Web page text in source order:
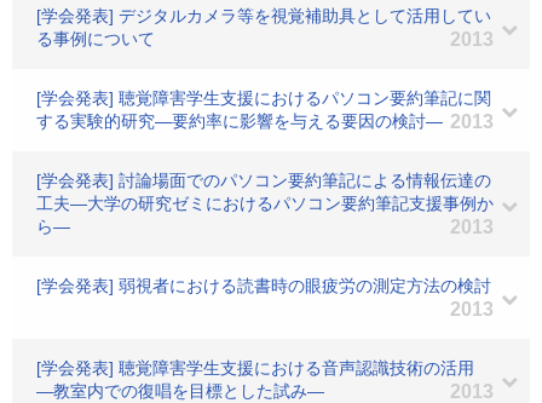
[学会発表] デジタルカメラ等を視覚補助具として活用してい
る事例について
2013
[学会発表] 聴覚障害学生支援におけるパソコン要約筆記に関
する実験的研究―要約率に影響を与える要因の検討― 2013
[学会発表] 討論場面でのパソコン要約筆記による情報伝達の
工夫―大学の研究ゼミにおけるパソコン要約筆記支援事例か
ら―
2013
[学会発表] 弱視者における読書時の眼疲労の測定方法の検討
2013
[学会発表] 聴覚障害学生支援における音声認識技術の活用
―教室内での復唱を目標とした試み―
2013